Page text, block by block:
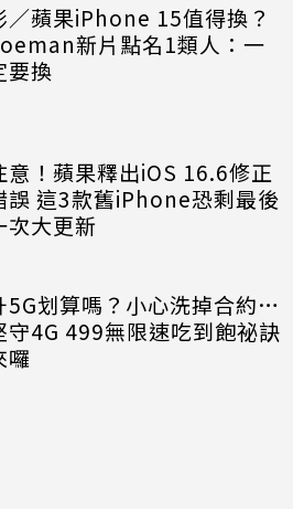
／蘋果iPhone 15值得換？
新片點名1類人：一
要換
意！蘋果釋出iOS 16.6修正
誤 這3款舊iPhone恐剩最後
次大更新
5G划算嗎？小心洗掉合約…
守4G 499無限速吃到飽祕訣
囉